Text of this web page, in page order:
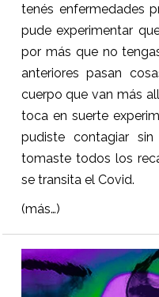
tenés enfermedades
pude experimentar
por más que no
anteriores pasan
cuerpo que van más
toca en suerte
pudiste contagiar
tomaste todos los
se transita el Covid.
(más…)